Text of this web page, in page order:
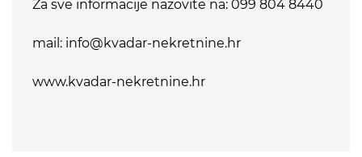
Za sve informacije nazovite na: 099 804 8440
mail: info@kvadar-nekretnine.hr
www.kvadar-nekretnine.hr